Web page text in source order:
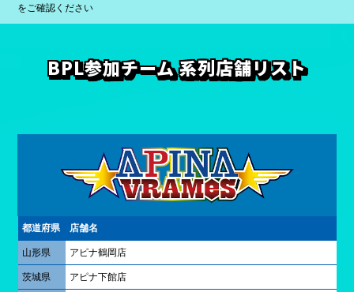
をご確認ください
BPL参加チーム 系列店舗リスト
都道府県 店舗名
山形県 アピナ鶴岡店
茨城県 アピナ下館店